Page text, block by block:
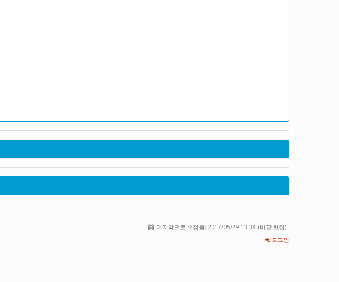
마지막으로 수정됨: 2017/05/29 13:38 (바깥 편집)
로그인